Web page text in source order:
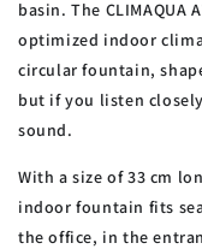
basin. The CLIMAQUA
optimized indoor
circular fountain,
but if you listen
sound.
With a size of 33 cm
indoor fountain fits
the office, in the